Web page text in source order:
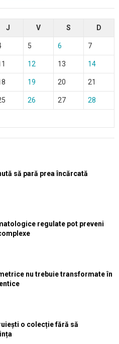
J V S D
5 6 7
12 13 14
19 20 21
26 27 28
să pară prea încărcată
regulate pot preveni
nu trebuie transformate în
o colecție fără să